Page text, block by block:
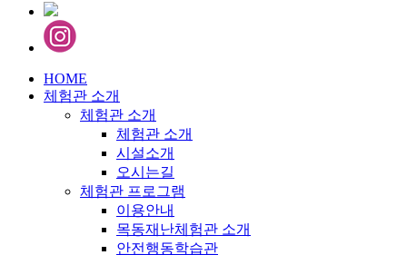
HOME
체험관 소개
체험관 소개
체험관 소개
시설소개
오시는길
체험관 프로그램
이용안내
목동재난체험관 소개
안전행동학습관